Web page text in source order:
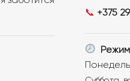
📞 +375